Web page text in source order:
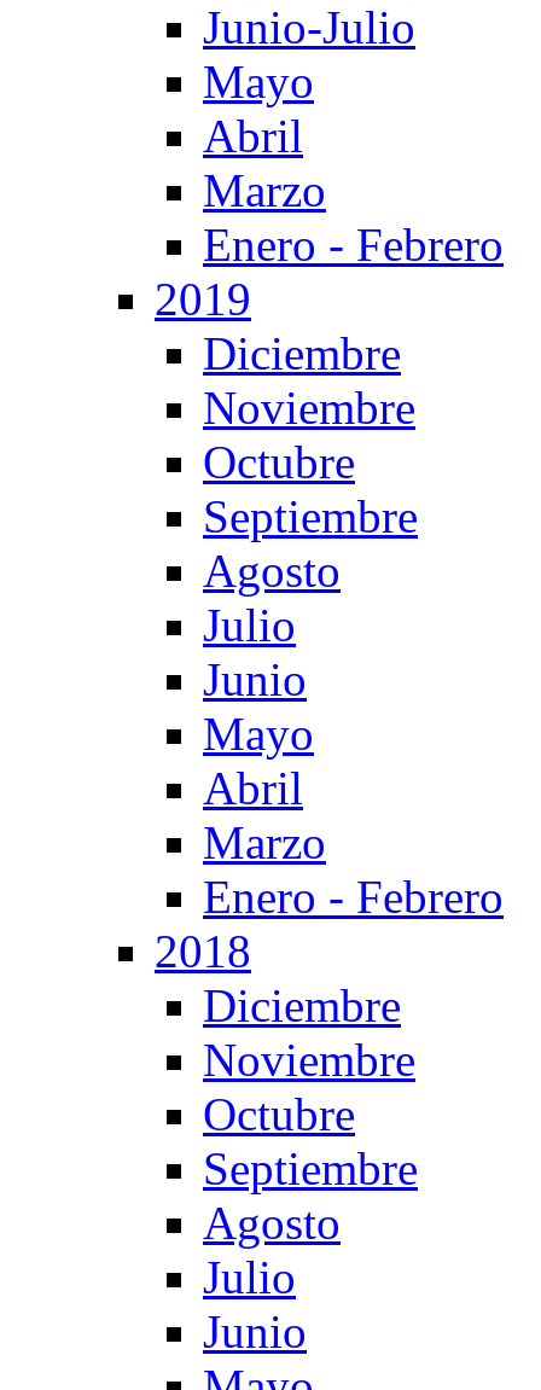
Junio-Julio
Mayo
Abril
Marzo
Enero - Febrero
2019
Diciembre
Noviembre
Octubre
Septiembre
Agosto
Julio
Junio
Mayo
Abril
Marzo
Enero - Febrero
2018
Diciembre
Noviembre
Octubre
Septiembre
Agosto
Julio
Junio